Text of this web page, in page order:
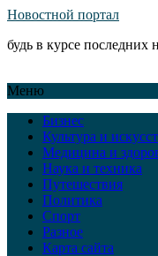
Новостной портал
будь в курсе последних
Меню
Бизнес
Культура и
Медицина и
Наука и техника
Путешествия
Политика
Спорт
Разное
Карта сайта